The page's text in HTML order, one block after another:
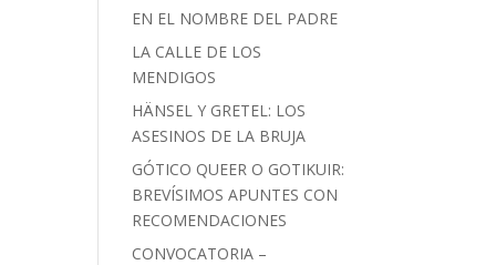
EN EL NOMBRE DEL PADRE
LA CALLE DE LOS
MENDIGOS
HÄNSEL Y GRETEL: LOS
ASESINOS DE LA BRUJA
GÓTICO QUEER O GOTIKUIR:
BREVÍSIMOS APUNTES CON
RECOMENDACIONES
CONVOCATORIA –